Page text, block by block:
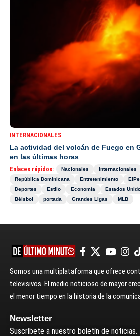
INTERNACIONALES
La actividad del volcán de Fuego en
en las últimas horas
Enlaces rápidos: Nacionales Internacionales
República Dominicana
Entretenimiento
Deportes
Estilo Economía Estados
Béisbol
portada Grandes Ligas MLB
Somos una multiplataforma que ofrece
televisivos. El medio noticioso de mayor
el menor tiempo en la historia de la
Newsletter
Suscríbete a nuestro boletín de noticias.